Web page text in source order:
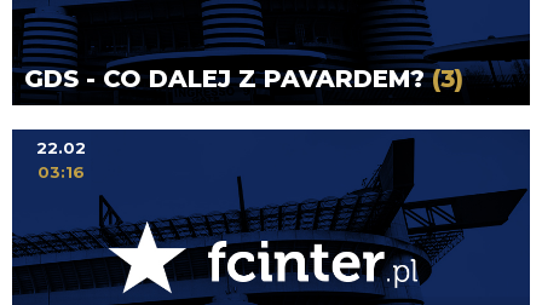
GDS - CO DALEJ Z PAVARDEM?(3)
22.02
03:16